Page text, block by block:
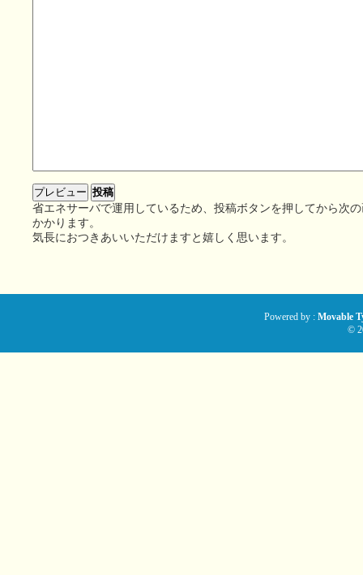
省エネサーバで運用しているため、投稿ボタンを押してから次
かかります。
気長におつきあいいただけますと嬉しく思います。
Powered by : Movable
©